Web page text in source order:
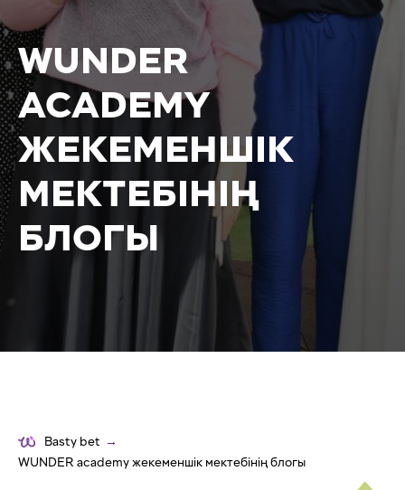
WUNDER
ACADEMY
ЖЕКЕМЕНШІК
МЕКТЕБІНІҢ
БЛОГЫ
Basty bet →
WUNDER academy жекеменшік мектебінің блогы